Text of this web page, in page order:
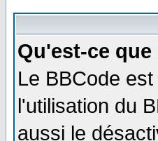
Qu'est-ce que
Le BBCode
l'utilisation du
aussi le